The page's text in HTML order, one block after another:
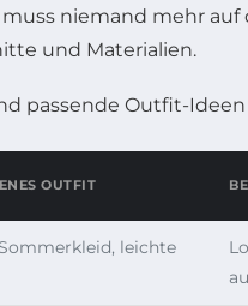
niemand mehr auf
und Materialien.
passende Outfit-
OUTFIT
leichte